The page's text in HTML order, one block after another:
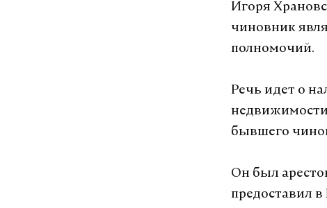
Игоря
чиновник
полномочий.
Речь идет о
бывшего
Он был
предоставил